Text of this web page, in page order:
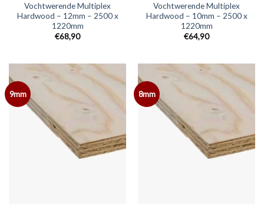
Vochtwerende Multiplex
Hardwood – 12mm – 2500 x
1220mm
€68,90
Vochtwerende Multiplex
Hardwood – 10mm – 2500 x
1220mm
€64,90
9mm 8mm